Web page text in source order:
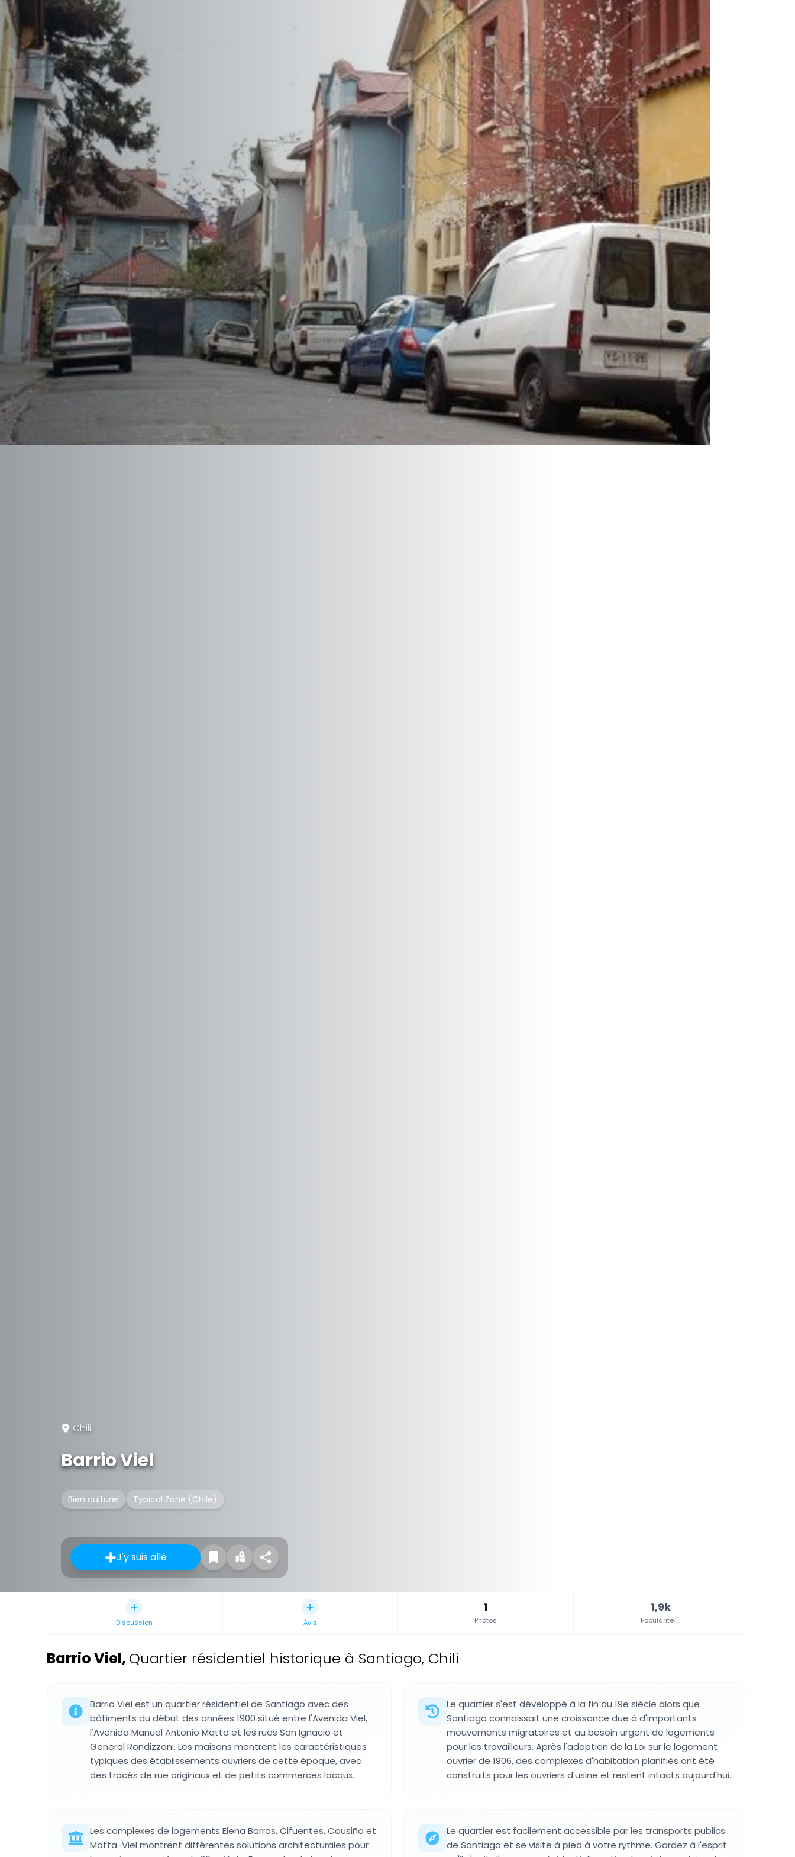
Chili
Barrio Viel
Bien culturel Typical Zone (Chile)
J'y suis allé
Discussion Avis
1
Photos
1,9k
Popularité
Barrio Viel, Quartier résidentiel historique à Santiago, Chili
Barrio Viel est un quartier résidentiel de Santiago avec des
bâtiments du début des années 1900 situé entre l'Avenida Viel,
l'Avenida Manuel Antonio Matta et les rues San Ignacio et
General Rondizzoni. Les maisons montrent les caractéristiques
typiques des établissements ouvriers de cette époque, avec
des tracés de rue originaux et de petits commerces locaux.
Le quartier s'est développé à la fin du 19e siècle alors que
Santiago connaissait une croissance due à d'importants
mouvements migratoires et au besoin urgent de logements
pour les travailleurs. Après l'adoption de la Loi sur le logement
ouvrier de 1906, des complexes d'habitation planifiés ont été
construits pour les ouvriers d'usine et restent intacts aujourd'hui.
Les complexes de logements Elena Barros, Cifuentes, Cousiño et
Matta-Viel montrent différentes solutions architecturales pour
Le quartier est facilement accessible par les transports publics
de Santiago et se visite à pied à votre rythme. Gardez à l'esprit